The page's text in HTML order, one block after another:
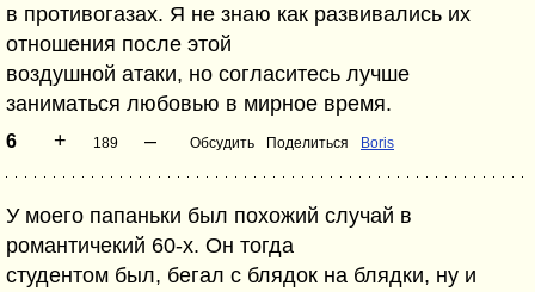
в противогазах. Я не знаю как развивались их
отношения после этой
воздушной атаки, но согласитесь лучше
заниматься любовью в мирное время.
6 + 189 – Обсудить Поделиться Boris
У моего папаньки был похожий случай в
романтичекий 60-х. Он тогда
студентом был, бегал с блядок на блядки, ну и